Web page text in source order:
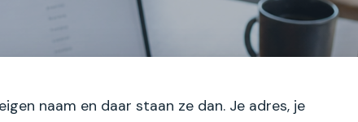
naam en daar staan ze dan. Je adres, je